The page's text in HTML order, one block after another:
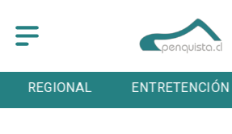
ENTRETENCIÓN DEPORTES